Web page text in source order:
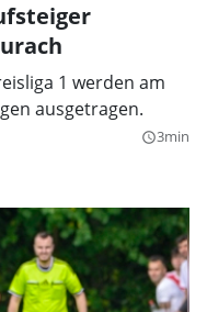
1 werden am
ausgetragen.
query_builder3min